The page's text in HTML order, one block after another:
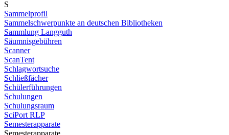
S
Sammelprofil
Sammelschwerpunkte an deutschen Bibliotheken
Sammlung Langguth
Säumnisgebühren
Scanner
ScanTent
Schlagwortsuche
Schließfächer
Schülerführungen
Schulungen
Schulungsraum
SciPort RLP
Semesterapparate
Semesterapparate